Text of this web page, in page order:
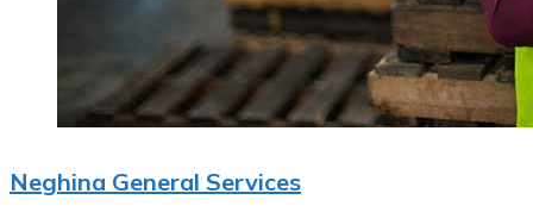
Neghina General Services